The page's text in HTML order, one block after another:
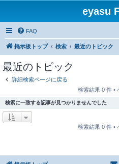
eyasu
FAQ
掲示板トップ 検索 最近のトピック
最近のトピック
詳細検索ページに戻る
検索結果 0 件 •
検索に一致する記事が見つかりませんでした
検索結果 0 件 •